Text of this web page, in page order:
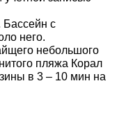
с
него.
небольшого
пляжа Корал
в 3 – 10 мин на